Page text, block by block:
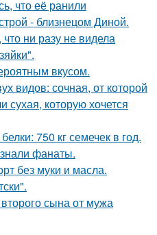
что её ранили
- близнецом Диной.
ни разу не видела
вкусом.
видов: сочная, от которой
сухая, которую хочется
750 кг семечек в год.
фанаты.
без муки и масла.
сына от мужа